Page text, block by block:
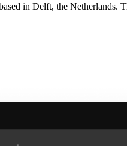
in Delft, the Netherlands.